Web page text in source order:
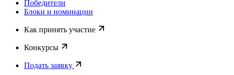
Победители
Блоки и номинации
Как принять участие
Конкурсы
Подать заявку